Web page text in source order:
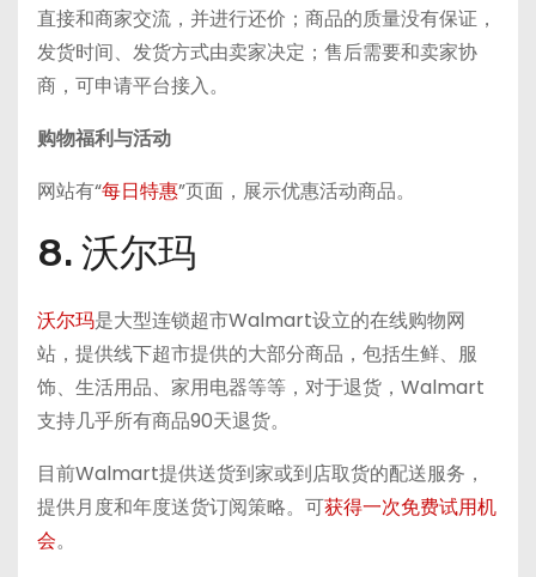
直接和商家交流，并进行还价；商品的质量没有保证，
发货时间、发货方式由卖家决定；售后需要和卖家协
商，可申请平台接入。
购物福利与活动
网站有“每日特惠”页面，展示优惠活动商品。
8. 沃尔玛
沃尔玛是大型连锁超市Walmart设立的在线购物网
站，提供线下超市提供的大部分商品，包括生鲜、服
饰、生活用品、家用电器等等，对于退货，Walmart
支持几乎所有商品90天退货。
目前Walmart提供送货到家或到店取货的配送服务，
提供月度和年度送货订阅策略。可获得一次免费试用机
会。